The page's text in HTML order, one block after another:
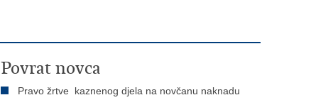
Povrat novca
Pravo žrtve kaznenog djela na novčanu naknadu